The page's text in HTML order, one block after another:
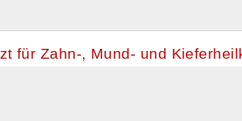
für Zahn-, Mund- und